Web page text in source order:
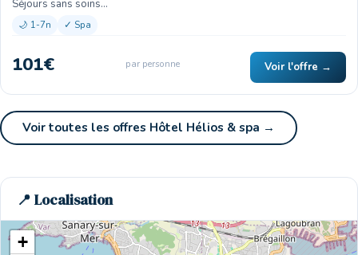
Séjours sans soins…
🌙 1-7n ✓ Spa
101€ par personne Voir l'offre →
Voir toutes les offres Hôtel Hélios & spa →
📍 Localisation
+